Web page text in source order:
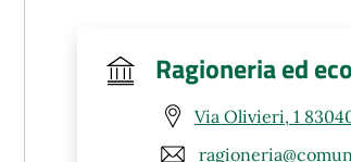
Ragioneria ed
Via Olivieri, 1